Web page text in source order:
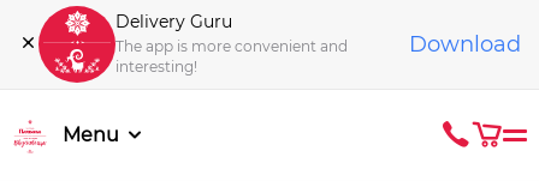
Delivery Guru
The app is more convenient and
interesting!
Download
Menu